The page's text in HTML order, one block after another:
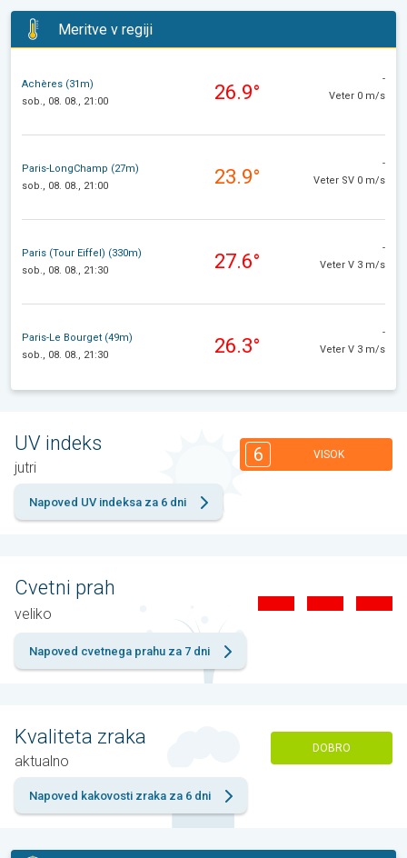
Meritve v regiji
Achères (31m)
sob., 08. 08., 21:00
26.9°
-
Veter 0 m/s
Paris-LongChamp (27m)
sob., 08. 08., 21:00
23.9°
-
Veter SV 0 m/s
Paris (Tour Eiffel) (330m)
sob., 08. 08., 21:30
27.6°
-
Veter V 3 m/s
Paris-Le Bourget (49m)
sob., 08. 08., 21:30
26.3°
-
Veter V 3 m/s
UV indeks
jutri
6 VISOK
Napoved UV indeksa za 6 dni
Cvetni prah
veliko
Napoved cvetnega prahu za 7 dni
Kvaliteta zraka
aktualno
DOBRO
Napoved kakovosti zraka za 6 dni